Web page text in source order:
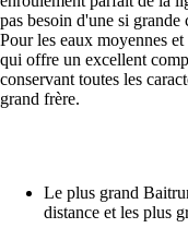
pas besoin d'une si grande
Pour les eaux moyennes
qui offre un excellent
conservant toutes les
grand frère.
Le plus grand
distance et les plus